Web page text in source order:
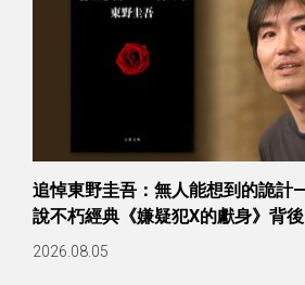
追悼東野圭吾：無人能想到的詭計
說不朽經典《嫌疑犯X的獻身》背
2026.08.05